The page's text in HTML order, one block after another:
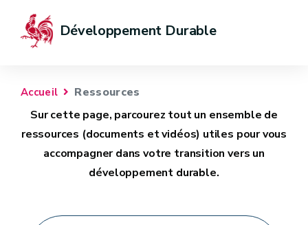
Développement Durable
Accueil
Ressources
Sur cette page, parcourez tout un ensemble de
ressources (documents et vidéos) utiles pour vous
accompagner dans votre transition vers un
développement durable.